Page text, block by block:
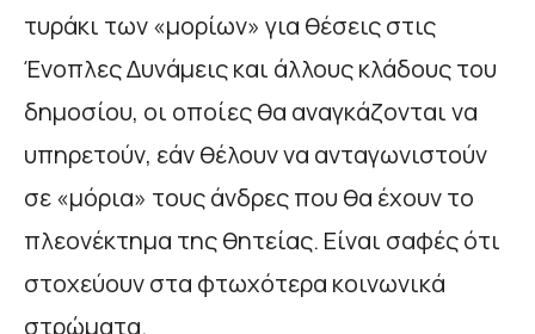
τυράκι των «μορίων» για θέσεις στις
Ένοπλες Δυνάμεις και άλλους κλάδους του
δημοσίου, οι οποίες θα αναγκάζονται να
υπηρετούν, εάν θέλουν να ανταγωνιστούν
σε «μόρια» τους άνδρες που θα έχουν το
πλεονέκτημα της θητείας. Είναι σαφές ότι
στοχεύουν στα φτωχότερα κοινωνικά
στρώματα.